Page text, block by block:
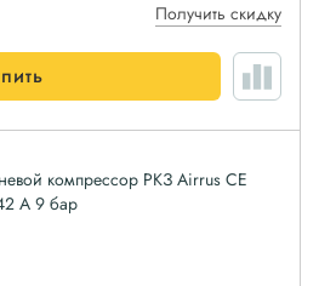
Получить скидку
компрессор РКЗ Airrus CE
A 9 бар